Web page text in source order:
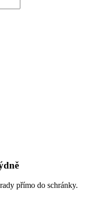
přímo do schránky.